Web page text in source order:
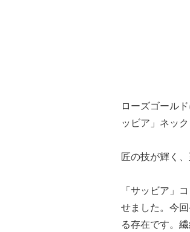
ローズゴール
ッビア」ネッ
匠の技が輝く
「サッビア」
せました。今
る存在です。